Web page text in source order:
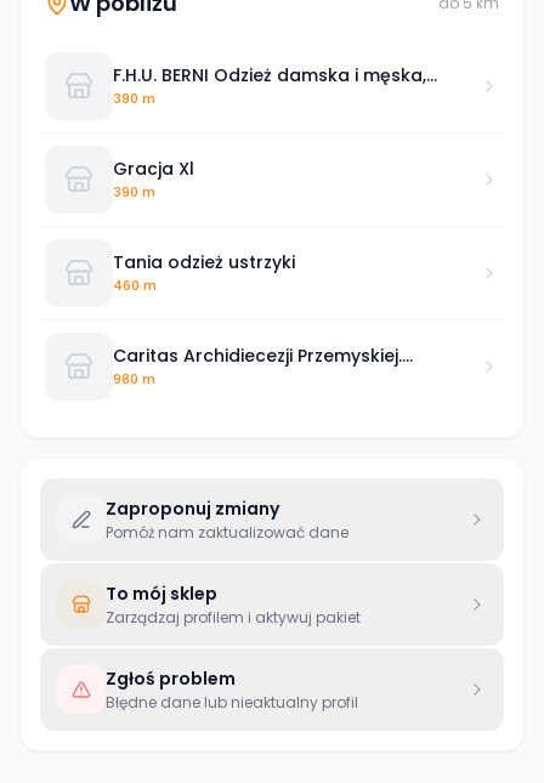
F.H.U. BERNI Odzież damska i męska,
Podkówka B.
390 m
Gracja Xl
390 m
Tania odzież ustrzyki
460 m
Caritas Archidiecezji Przemyskiej.
Bieszczadzkie Centrum Charytatywne
980 m
Zaproponuj zmiany
Pomóż nam zaktualizować dane
To mój sklep
Zarządzaj profilem i aktywuj pakiet
Zgłoś problem
Błędne dane lub nieaktualny profil